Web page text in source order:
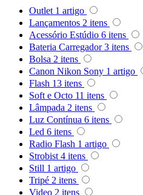
Sekonic
Selens
Shimbol
Sirui
Smallrig
Sokani
Somita
Summer
Outlet 1 artigo
Lançamentos 2 itens
Acessório Estúdio 6 itens
Bateria Carregador 3 itens
Bolsa 2 itens
Canon Nikon Sony 1 artigo
Flash 13 itens
Soft e Octo 11 itens
Lâmpada 2 itens
Luz Contínua 6 itens
Led 6 itens
Radio Flash 1 artigo
Strobist 4 itens
Still 1 artigo
Tripé 2 itens
Video 2 itens